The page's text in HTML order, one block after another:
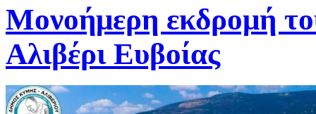
Μονοήμερη εκδρομή
Αλιβέρι Ευβοίας